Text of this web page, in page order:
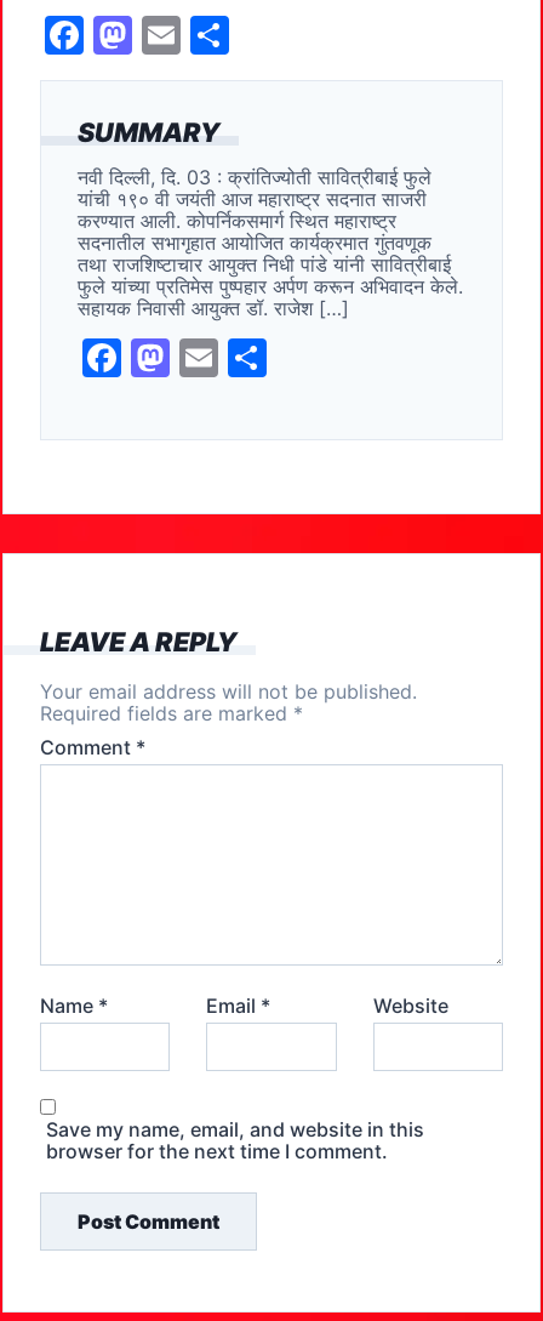
SUMMARY
नवी दिल्ली, दि. 03 : क्रांतिज्योती सावित्रीबाई फुले
यांची १९० वी जयंती आज महाराष्ट्र सदनात साजरी
करण्यात आली. कोपर्निकसमार्ग स्थित महाराष्ट्र
सदनातील सभागृहात आयोजित कार्यक्रमात गुंतवणूक
तथा राजशिष्टाचार आयुक्त निधी पांडे यांनी सावित्रीबाई
फुले यांच्या प्रतिमेस पुष्पहार अर्पण करून अभिवादन केले.
सहायक निवासी आयुक्त डॉ. राजेश […]
F
c
b
o
k
M
st
d
o
E
ai ar
F
a
c
e
b
o
o
k
M
a
st
o
d
o
n
E
m
ai
l
h
LEAVE A REPLY
Your email address will not be published.
Required fields are marked *
Comment *
Name * Email * Website
Save my name, email, and website in this
browser for the next time I comment.